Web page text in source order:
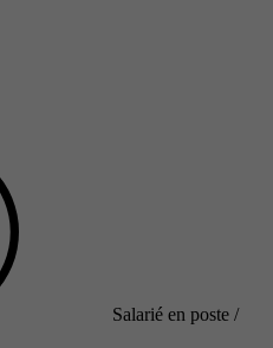
Salarié en poste /